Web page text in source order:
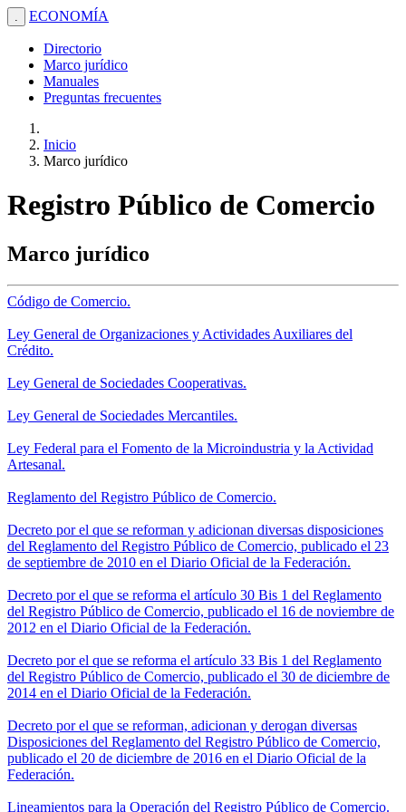
. ECONOMÍA
Directorio
Marco jurídico
Manuales
Preguntas frecuentes
Inicio
Marco jurídico
Registro Público de Comercio
Marco jurídico
Código de Comercio.
Ley General de Organizaciones y Actividades Auxiliares del
Crédito.
Ley General de Sociedades Cooperativas.
Ley General de Sociedades Mercantiles.
Ley Federal para el Fomento de la Microindustria y la Actividad
Artesanal.
Reglamento del Registro Público de Comercio.
Decreto por el que se reforman y adicionan diversas disposiciones
del Reglamento del Registro Público de Comercio, publicado el 23
de septiembre de 2010 en el Diario Oficial de la Federación.
Decreto por el que se reforma el artículo 30 Bis 1 del Reglamento
del Registro Público de Comercio, publicado el 16 de noviembre de
2012 en el Diario Oficial de la Federación.
Decreto por el que se reforma el artículo 33 Bis 1 del Reglamento
del Registro Público de Comercio, publicado el 30 de diciembre de
2014 en el Diario Oficial de la Federación.
Decreto por el que se reforman, adicionan y derogan diversas
Disposiciones del Reglamento del Registro Público de Comercio,
publicado el 20 de diciembre de 2016 en el Diario Oficial de la
Federación.
Lineamientos para la Operación del Registro Público de Comercio.